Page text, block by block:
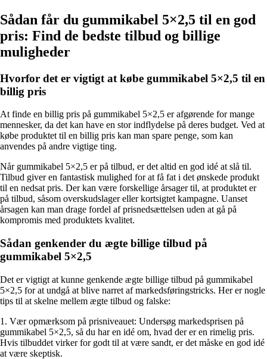
Sådan får du gummikabel 5×2,5 til en god
pris: Find de bedste tilbud og billige
muligheder
Hvorfor det er vigtigt at købe gummikabel 5×2,5 til en
billig pris
At finde en billig pris på gummikabel 5×2,5 er afgørende for mange
mennesker, da det kan have en stor indflydelse på deres budget. Ved at
købe produktet til en billig pris kan man spare penge, som kan
anvendes på andre vigtige ting.
Når gummikabel 5×2,5 er på tilbud, er det altid en god idé at slå til.
Tilbud giver en fantastisk mulighed for at få fat i det ønskede produkt
til en nedsat pris. Der kan være forskellige årsager til, at produktet er
på tilbud, såsom overskudslager eller kortsigtet kampagne. Uanset
årsagen kan man drage fordel af prisnedsættelsen uden at gå på
kompromis med produktets kvalitet.
Sådan genkender du ægte billige tilbud på
gummikabel 5×2,5
Det er vigtigt at kunne genkende ægte billige tilbud på gummikabel
5×2,5 for at undgå at blive narret af markedsføringstricks. Her er nogle
tips til at skelne mellem ægte tilbud og falske:
1. Vær opmærksom på prisniveauet: Undersøg markedsprisen på
gummikabel 5×2,5, så du har en idé om, hvad der er en rimelig pris.
Hvis tilbuddet virker for godt til at være sandt, er det måske en god idé
at være skeptisk.